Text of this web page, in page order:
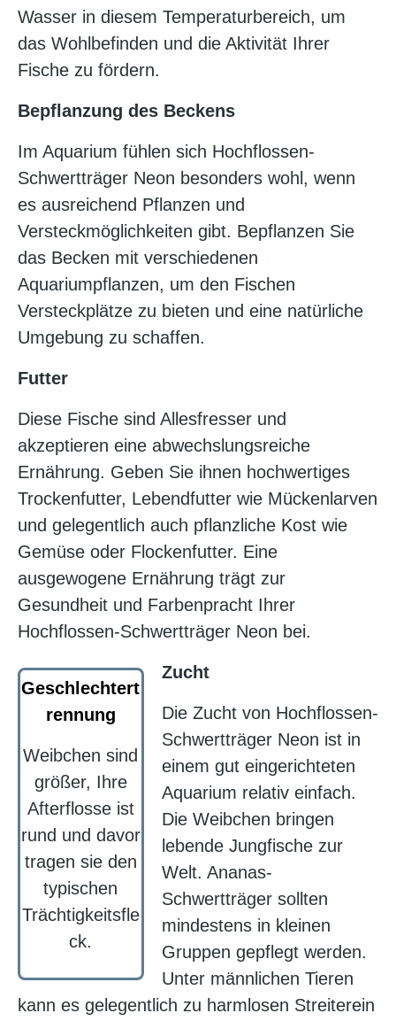
Wasser in diesem Temperaturbereich, um
das Wohlbefinden und die Aktivität Ihrer
Fische zu fördern.
Bepflanzung des Beckens
Im Aquarium fühlen sich Hochflossen-
Schwertträger Neon besonders wohl, wenn
es ausreichend Pflanzen und
Versteckmöglichkeiten gibt. Bepflanzen Sie
das Becken mit verschiedenen
Aquariumpflanzen, um den Fischen
Versteckplätze zu bieten und eine natürliche
Umgebung zu schaffen.
Futter
Diese Fische sind Allesfresser und
akzeptieren eine abwechslungsreiche
Ernährung. Geben Sie ihnen hochwertiges
Trockenfutter, Lebendfutter wie Mückenlarven
und gelegentlich auch pflanzliche Kost wie
Gemüse oder Flockenfutter. Eine
ausgewogene Ernährung trägt zur
Gesundheit und Farbenpracht Ihrer
Hochflossen-Schwertträger Neon bei.
Geschlechtert
rennung
Weibchen sind
größer, Ihre
Afterflosse ist
rund und davor
tragen sie den
typischen
Trächtigkeitsfle
ck.
Zucht
Die Zucht von Hochflossen-
Schwertträger Neon ist in
einem gut eingerichteten
Aquarium relativ einfach.
Die Weibchen bringen
lebende Jungfische zur
Welt. Ananas-
Schwertträger sollten
mindestens in kleinen
Gruppen gepflegt werden.
Unter männlichen Tieren
kann es gelegentlich zu harmlosen Streiterein